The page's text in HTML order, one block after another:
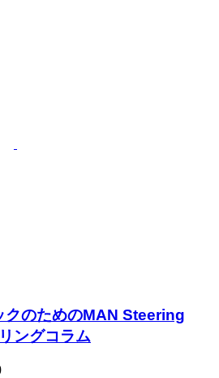
クのためのMAN Steering
ングコラム